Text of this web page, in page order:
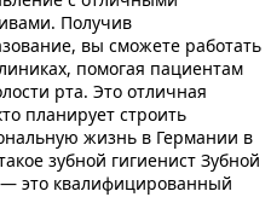
Получив
вы сможете работать
помогая пациентам
рта. Это отличная
планирует строить
жизнь в Германии в
зубной гигиенист Зубной
это квалифицированный